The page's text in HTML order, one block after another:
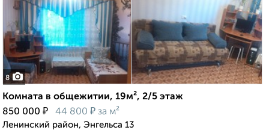
8
Комната в общежитии, 19м², 2/5 этаж
850 000 ₽ 44 800 ₽ за м²
Ленинский район, Энгельса 13